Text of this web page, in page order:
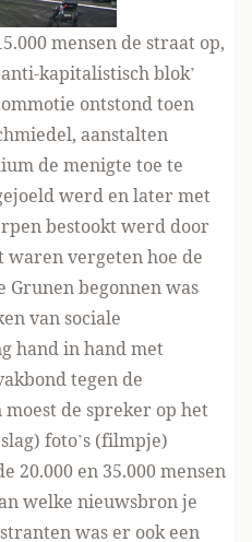
mensen de straat op,
kapitalistisch blok’
ontstond toen
aanstalten
de menigte toe te
werd en later met
bestookt werd door
vergeten hoe de
Grunen begonnen was
van sociale
hand in hand met
tegen de
de spreker op het
) foto’s (filmpje)
20.000 en 35.000 mensen
welke nieuwsbron je
was er ook een